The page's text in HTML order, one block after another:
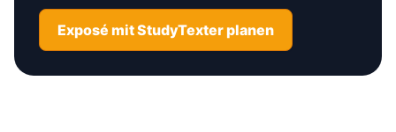
Exposé mit StudyTexter planen